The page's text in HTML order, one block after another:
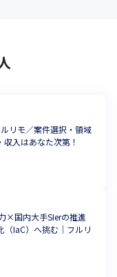
リモ／案件選択・領域
入はあなた次第！
×国内大手SIerの推進
（IaC）へ挑む｜フルリ